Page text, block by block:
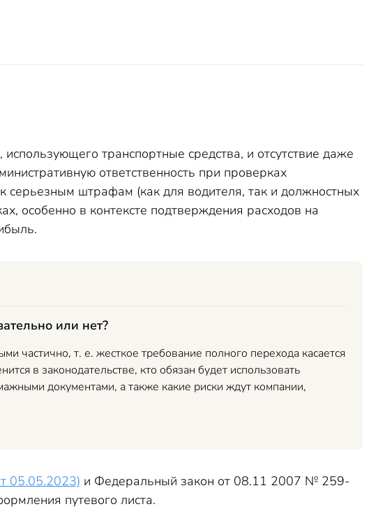
транспортные средства, и отсутствие даже
ответственность при проверках
штрафам (как для водителя, так и должностных
особенно в контексте подтверждения расходов на
или нет?
частично, т. е. жесткое требование полного перехода касается
в законодательстве, кто обязан будет использовать
документами, а также какие риски ждут компании,
05.05.2023) и Федеральный закон от 08.11 2007 № 259-
путевого листа.